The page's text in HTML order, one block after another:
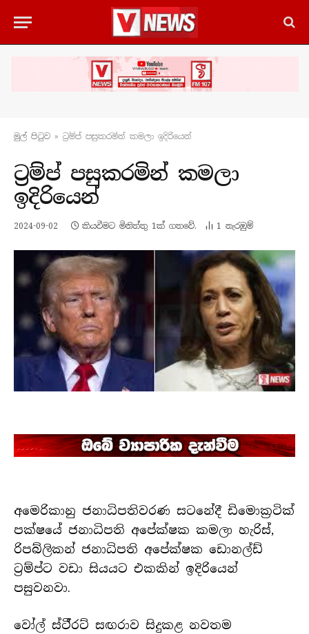
මුල් පිටු​ව » ට්‍රම්ප් පසුකරමින් කමලා ඉදිරියෙන්
ට්‍රම්ප් පසුකරමින් කමලා
ඉදිරියෙන්
2024-09-02 කියවීමට මිනිත්තු 1ක් ගතවේ. 1 නැරඹු​ම්
අමෙරිකානු ජනාධිපතිවරණ සටනේදී ඩිමොක්‍රටික්
පක්ෂයේ ජනාධිපති අපේක්ෂක කමලා හැරිස්,
රිපබ්ලිකන් ජනාධිපති අපේක්ෂක ඩොනල්ඩ්
ට්‍රම්ප්ට වඩා සියයට එකකින් ඉදිරියෙන්
පසුවනවා.
වෝල් ස්ටී්‍රට් සඟරාව සිදුකළ නවතම